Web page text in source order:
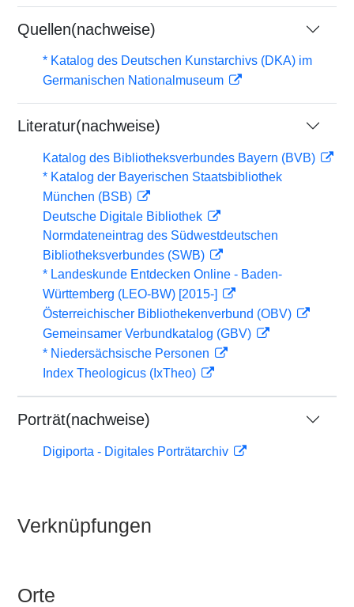
Quellen(nachweise)
* Katalog des Deutschen Kunstarchivs (DKA) im
Germanischen Nationalmuseum
Literatur(nachweise)
Katalog des Bibliotheksverbundes Bayern (BVB)
* Katalog der Bayerischen Staatsbibliothek
München (BSB)
Deutsche Digitale Bibliothek
Normdateneintrag des Südwestdeutschen
Bibliotheksverbundes (SWB)
* Landeskunde Entdecken Online - Baden-
Württemberg (LEO-BW) [2015-]
Österreichischer Bibliothekenverbund (OBV)
Gemeinsamer Verbundkatalog (GBV)
* Niedersächsische Personen
Index Theologicus (IxTheo)
Porträt(nachweise)
Digiporta - Digitales Porträtarchiv
Verknüpfungen
Orte